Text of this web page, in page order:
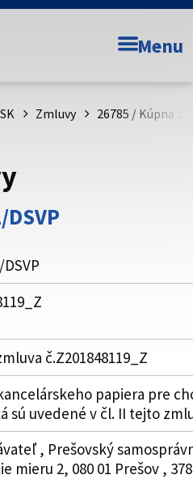
Prešovského
že zdieľate informácie iba
Zabezpečená stránka
domény webového sídla.
Menu
Zmluvy 26785 / Kúpna
č.Z201848119_Z
papiera pre
sú uvedené v čl. II tejto
, Prešovský
mieru 2, 080 01 Prešov ,